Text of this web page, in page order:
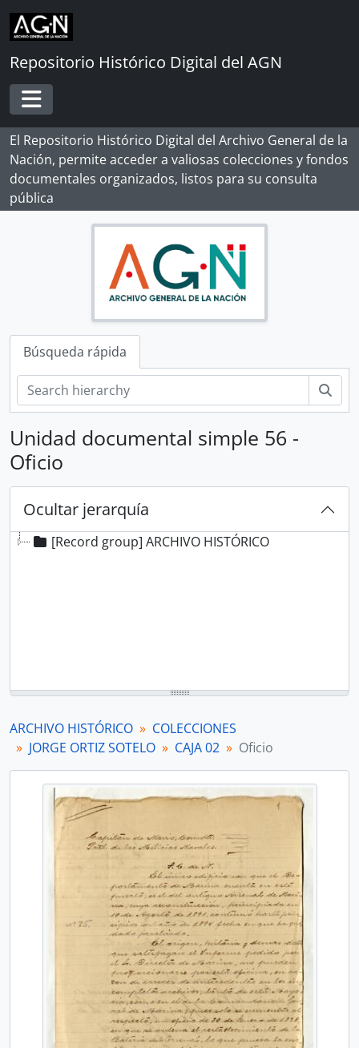
Skip to main content
Repositorio Histórico Digital del AGN
Toggle navigation
El Repositorio Histórico Digital del Archivo General de la
Nación, permite acceder a valiosas colecciones y fondos
documentales organizados, listos para su consulta
pública
Búsqueda rápida
Unidad documental simple 56 -
Oficio
Ocultar jerarquía
[Record group] ARCHIVO HISTÓRICO
ARCHIVO HISTÓRICO
COLECCIONES
JORGE ORTIZ SOTELO
CAJA 02 Oficio